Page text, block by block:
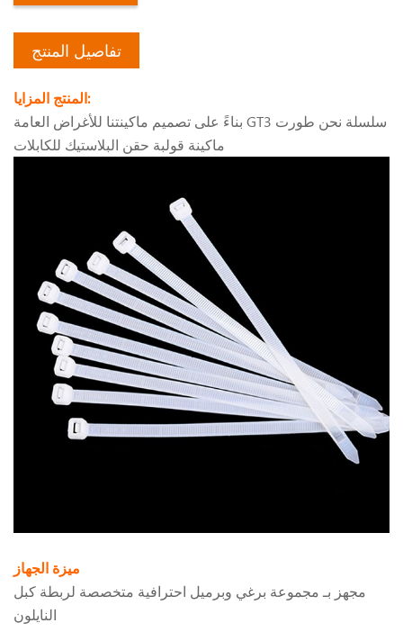
تفاصيل المنتج
المنتج المزايا:
بناءً على تصميم ماكينتنا للأغراض العامة GT3 سلسلة نحن طورت
ماكينة قولبة حقن البلاستيك للكابلات
ميزة الجهاز
مجهز بـ مجموعة برغي وبرميل احترافية متخصصة لربطة كبل
النايلون